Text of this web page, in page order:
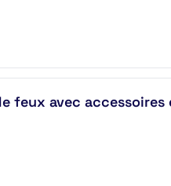
feux avec